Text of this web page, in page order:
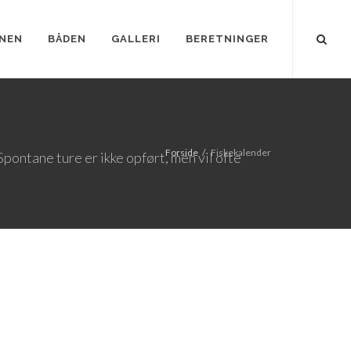
BÅDEN GALLERI BERETNINGER
ture er ikke opført, men vil ofte
Forside Fiskekalender